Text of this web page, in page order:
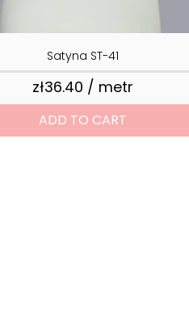
Satyna ST-41
zł36.40 / metr
ADD TO CART